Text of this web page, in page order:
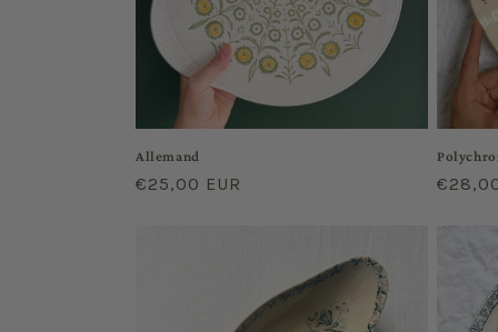
o
:
Allemand
Regular
€25,00 EUR